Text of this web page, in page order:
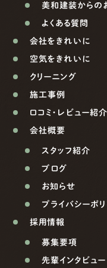
美和建装からの
よくある質問
会社をきれいに
空気をきれいに
クリーニング
施工事例
口コミ・レビュー紹介
会社概要
スタッフ紹介
ブログ
お知らせ
プライバシーポ
採用情報
募集要項
先輩インタビュー